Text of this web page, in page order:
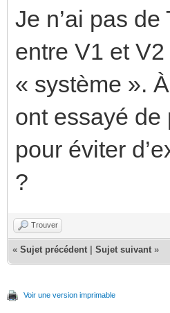
Je n’ai pas
entre V1 et
« système ».
ont essayé de
pour éviter
?
Trouver
« Sujet précédent Sujet suivant »
Voir une version imprimable